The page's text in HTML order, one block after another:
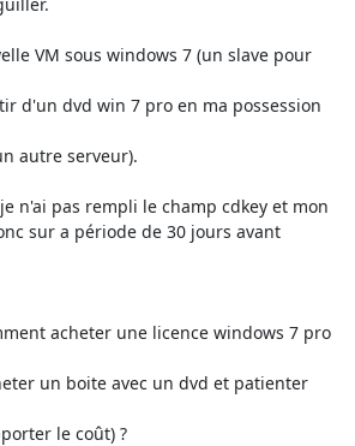
VM sous windows 7 (un slave pour
d'un dvd win 7 pro en ma possession
autre serveur).
n'ai pas rempli le champ cdkey et mon
sur a période de 30 jours avant
acheter une licence windows 7 pro
un boite avec un dvd et patienter
le coût) ?